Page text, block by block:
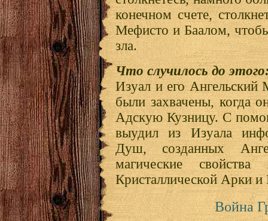
конечном счете,
Мефисто и Баалом,
зла.
Что случилось до
Изуал и его Ангельский
были захвачены, когда
Адскую Кузницу. С
выудил из Изуала
Душ, созданных
магические свойства
Кристаллической Арки
Война